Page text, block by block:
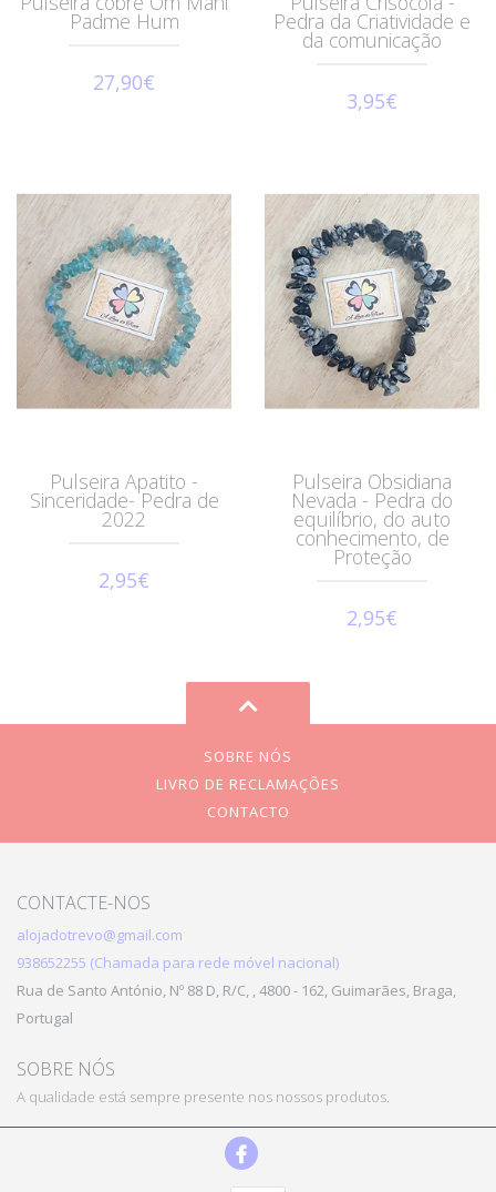
Padme Hum
27,90€
Pedra da Criatividade e
da comunicação
3,95€
Pulseira Apatito -
Sinceridade- Pedra de
2022
2,95€
Pulseira Obsidiana
Nevada - Pedra do
equilíbrio, do auto
conhecimento, de
Proteção
2,95€
SOBRE NÓS
LIVRO DE RECLAMAÇÕES
CONTACTO
CONTACTE-NOS
alojadotrevo@gmail.com
938652255 (Chamada para rede móvel nacional)
Rua de Santo António, Nº 88 D, R/C, , 4800 - 162, Guimarães, Braga,
Portugal
SOBRE NÓS
A qualidade está sempre presente nos nossos produtos.